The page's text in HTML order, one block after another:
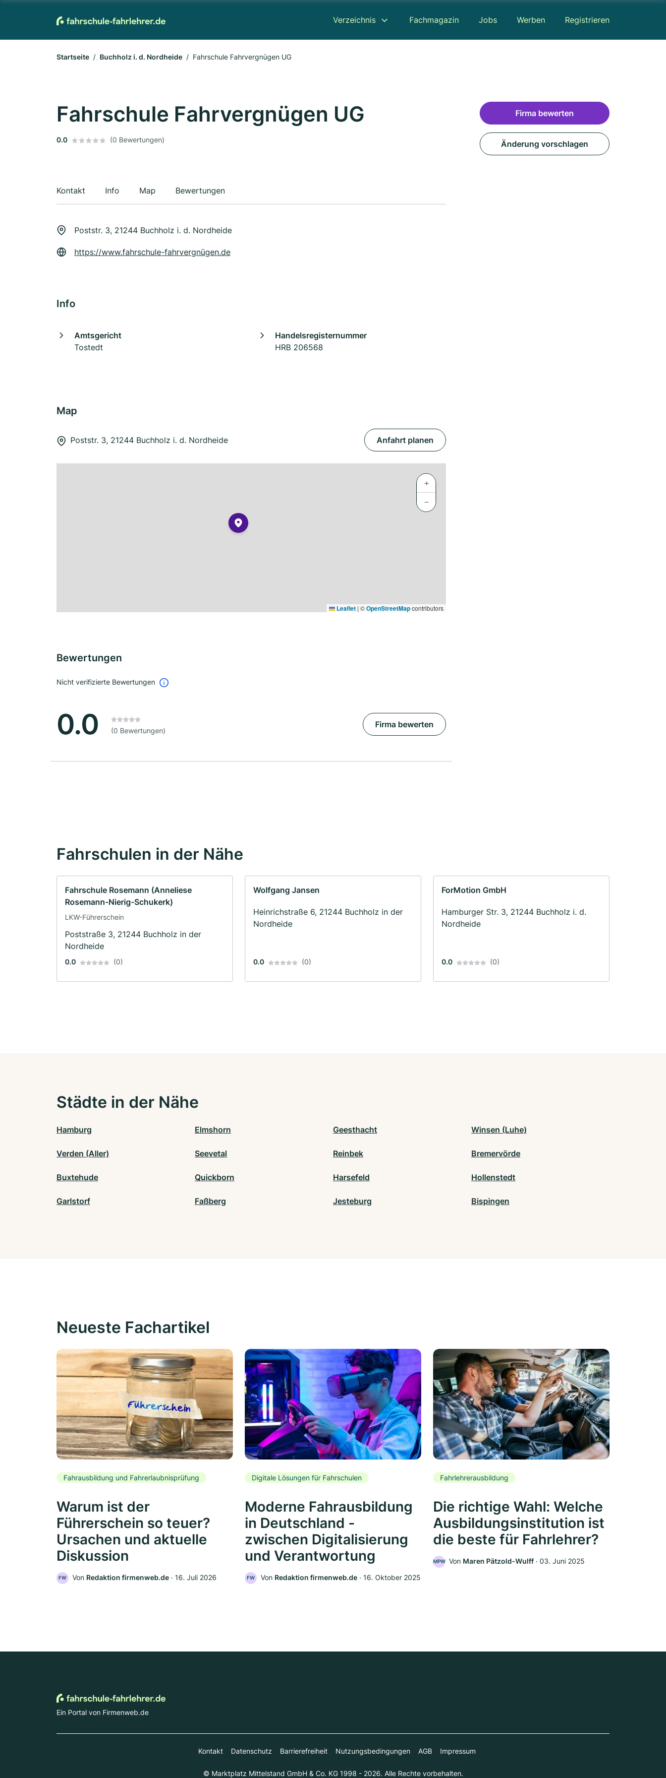
Verzeichnis Fachmagazin Jobs Werben Registrieren
Startseite Buchholz i. d. Nordheide Fahrschule Fahrvergnügen UG
Fahrschule Fahrvergnügen UG
0.0 (0 Bewertungen)
Kontakt Info Map Bewertungen
Poststr. 3, 21244 Buchholz i. d. Nordheide
https://www.fahrschule-fahrvergnügen.de
Info
Amtsgericht
Tostedt
Handelsregisternummer
HRB 206568
Map
Poststr. 3, 21244 Buchholz i. d. Nordheide Anfahrt planen
+
−
Leaflet | ©OpenStreetMapcontributors
Bewertungen
Nicht verifizierte Bewertungen
0.0 (0 Bewertungen)
Firma bewerten
Firma bewerten
Änderung vorschlagen
Fahrschulen in der Nähe
Fahrschule Rosemann (Anneliese
Rosemann-Nierig-Schukerk)
LKW-Führerschein
Poststraße 3, 21244 Buchholz in der
Nordheide
0.0 (0)
Wolfgang Jansen
Heinrichstraße 6, 21244 Buchholz in der
Nordheide
0.0 (0)
ForMotion GmbH
Hamburger Str. 3, 21244 Buchholz i. d.
Nordheide
0.0 (0)
Städte in der Nähe
Hamburg Elmshorn Geesthacht Winsen (Luhe)
Verden (Aller) Seevetal Reinbek Bremervörde
Buxtehude Quickborn Harsefeld Hollenstedt
Garlstorf Faßberg Jesteburg Bispingen
Neueste Fachartikel
Fahrausbildung und Fahrerlaubnisprüfung
Warum ist der
Führerschein so teuer?
Ursachen und aktuelle
Diskussion
FW Von Redaktion firmenweb.de ‧ 16. Juli 2026
Digitale Lösungen für Fahrschulen
Moderne Fahrausbildung
in Deutschland -
zwischen Digitalisierung
und Verantwortung
FW Von Redaktion firmenweb.de ‧ 16. Oktober 2025
Fahrlehrerausbildung
Die richtige Wahl: Welche
Ausbildungsinstitution ist
die beste für Fahrlehrer?
MPW Von Maren Pätzold-Wulff ‧ 03. Juni 2025
Ein Portal von Firmenweb.de
Kontakt Datenschutz Barrierefreiheit Nutzungsbedingungen AGB Impressum
© Marktplatz Mittelstand GmbH & Co. KG 1998 - 2026. Alle Rechte vorbehalten.